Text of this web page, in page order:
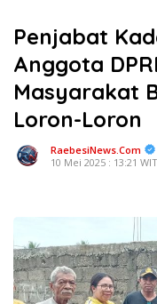
Penjabat
Anggota
Masyarakat
Loron-Loron
RaebesiNews.Com
10 Mei 2025 : 13:21